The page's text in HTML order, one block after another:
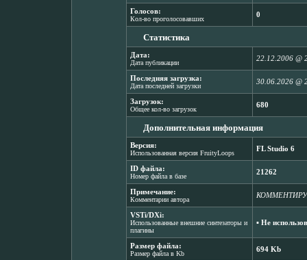
Голосов:
Кол-во проголосовавших
0
Статистика
Дата:
Дата публикации
22.12.2006 @
Последняя загрузка:
Дата последней загрузки
30.06.2026 @
Загрузок:
Общее кол-во загрузок
680
Дополнительная информация
Версия:
Использованная версия FruityLoops
FL Studio 6
ID файла:
Номер файла в базе
21262
Примечание:
Комментарии автора
VSTi/DXi:
Использованные внешние синтезаторы и
плагины
▪ Не
Размер файла:
Размер файла в Kb
694 Kb